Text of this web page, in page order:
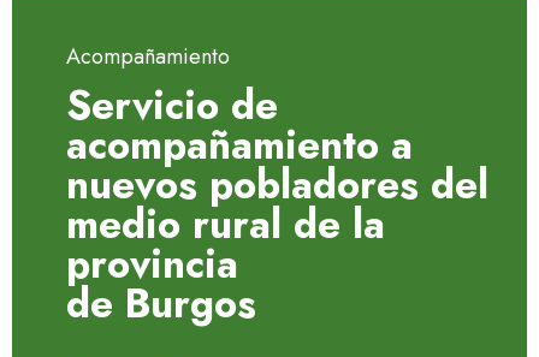
Acompañamiento
Servicio de
acompañamiento a
nuevos pobladores del
medio rural de la
provincia
de Burgos